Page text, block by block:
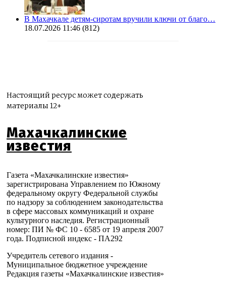
В Махачкале детям-сиротам вручили ключи от благо…
18.07.2026 11:46 (812)
Настоящий ресурс может содержать
материалы 12+
Махачкалинские
известия
Газета «Махачкалинские известия»
зарегистрирована Управлением по Южному
федеральному округу Федеральной службы
по надзору за соблюдением законодательства
в сфере массовых коммуникаций и охране
культурного наследия. Регистрационный
номер: ПИ № ФС 10 - 6585 от 19 апреля 2007
года. Подписной индекс - ПА292
Учредитель сетевого издания -
Муниципальное бюджетное учреждение
Редакция газеты «Махачкалинские известия»